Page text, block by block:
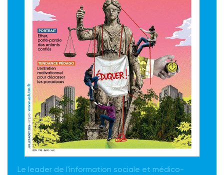
Le leader de l'information sociale et médico-